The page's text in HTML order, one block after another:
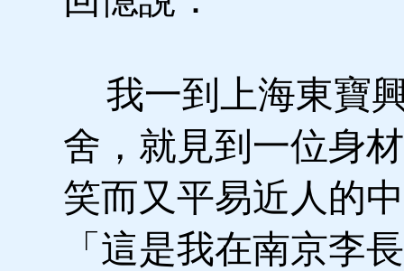
我一到上海東寶
舍，就見到一位身
笑而又平易近人的
「這是我在南京李